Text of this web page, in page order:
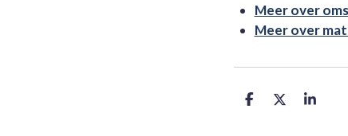
Meer over
Meer over
D
D
S